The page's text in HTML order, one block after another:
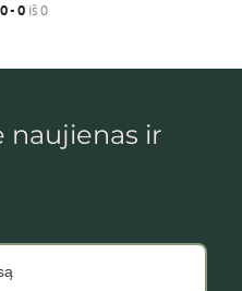
0 - 0 iš 0
naujienas ir